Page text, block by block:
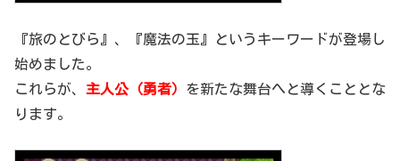
『旅のとびら』、『魔法の玉』というキーワードが登場し
始めました。
これらが、 主人公（勇者） を新たな舞台へと導くこととな
ります。